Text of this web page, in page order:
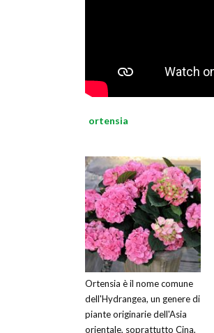
ortensia
Ortensia è il nome comune
dell'Hydrangea, un genere di
piante originarie dell'Asia
orientale, soprattutto Cina,